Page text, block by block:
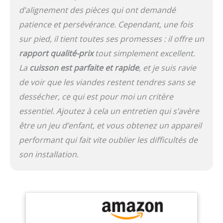
Fonctionnement Simple:
Allumage rapide. Il suffit
de visser le bouton de
commande et l'allumage
automatique peut être
effectué immédiatement.
Les brûleurs contrôlent la
puissance de feu
séparément et vous
pouvez gérer les aliments
séparément en fonction
de la demande. Espace
de Stockage Suffisant:
disposition, vous pouvez
placer des outils de
barbecue, des assiettes
d’alignement des pièces qui ont demandé
patience et persévérance. Cependant, une fois
sur pied, il tient toutes ses promesses : il offre un
rapport qualité-prixtout simplement excellent.
La cuisson est parfaite et rapide, et je suis ravie
de voir que les viandes restent tendres sans se
dessécher, ce qui est pour moi un critère
essentiel. Ajoutez à cela un entretien qui s’avère
être un jeu d’enfant, et vous obtenez un appareil
performant qui fait vite oublier les difficultés de
son installation.